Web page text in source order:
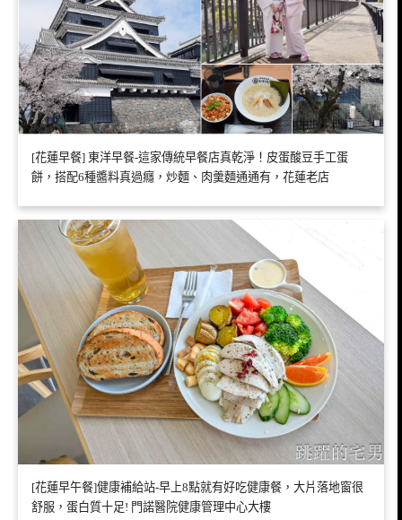
[花蓮早餐] 東洋早餐-這家傳統早餐店真乾淨！皮蛋酸豆手工蛋
餅，搭配6種醬料真過癮，炒麵、肉羹麵通通有，花蓮老店
[花蓮早午餐]健康補給站-早上8點就有好吃健康餐，大片落地窗很
舒服，蛋白質十足! 門諾醫院健康管理中心大樓